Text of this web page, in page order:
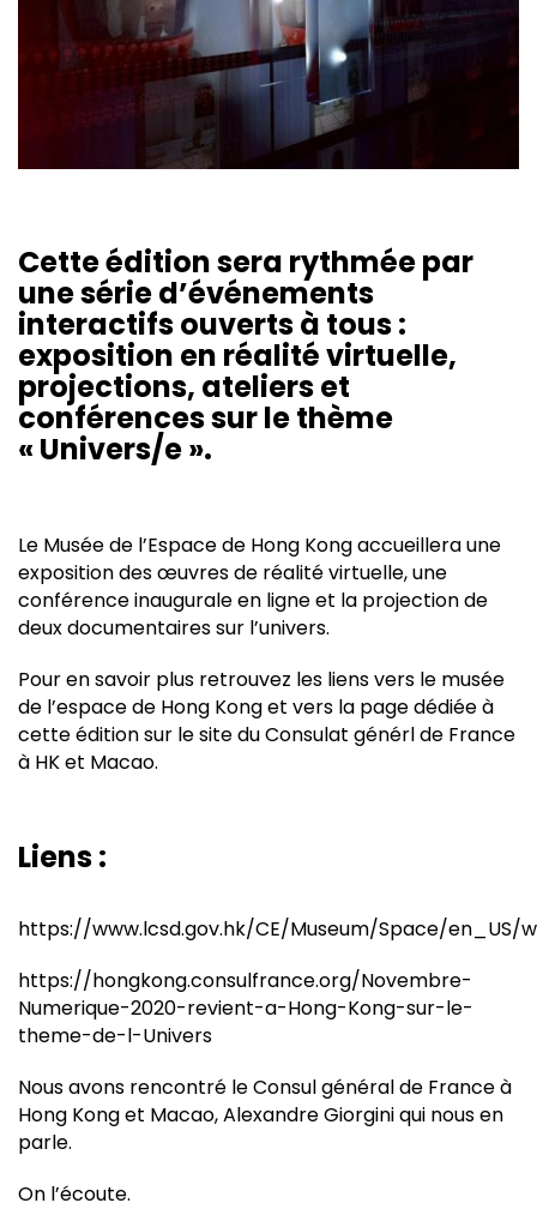
Cette édition sera rythmée par
une série d’événements
interactifs ouverts à tous :
exposition en réalité virtuelle,
projections, ateliers et
conférences sur le thème
« Univers/e ».
Le Musée de l’Espace de Hong Kong accueillera une
exposition des œuvres de réalité virtuelle, une
conférence inaugurale en ligne et la projection de
deux documentaires sur l’univers.
Pour en savoir plus retrouvez les liens vers le musée
de l’espace de Hong Kong et vers la page dédiée à
cette édition sur le site du Consulat générl de France
à HK et Macao.
Liens :
https://www.lcsd.gov.hk/CE/Museum/Space/
https://hongkong.consulfrance.org/Novembre-
Numerique-2020-revient-a-Hong-Kong-sur-le-
theme-de-l-Univers
Nous avons rencontré le Consul général de France à
Hong Kong et Macao, Alexandre Giorgini qui nous en
parle.
On l’écoute.